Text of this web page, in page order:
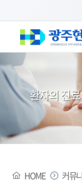
환자의 진
HOME 커뮤